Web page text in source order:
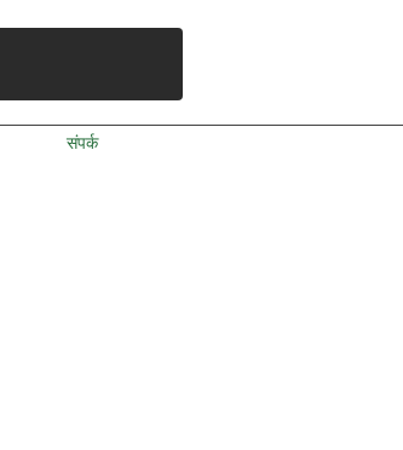
संपर्क